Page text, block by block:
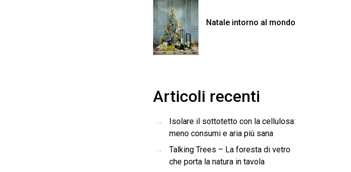
Natale intorno al mondo
Articoli recenti
Isolare il sottotetto con la cellulosa:
meno consumi e aria più sana
Talking Trees – La foresta di vetro
che porta la natura in tavola